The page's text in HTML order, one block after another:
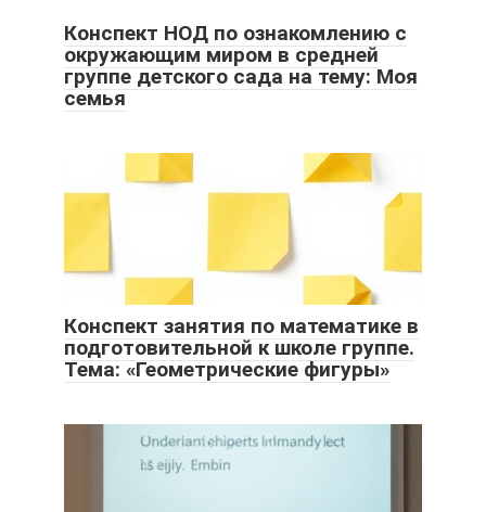
Конспект НОД по ознакомлению с
окружающим миром в средней
группе детского сада на тему: Моя
семья
Конспект занятия по математике в
подготовительной к школе группе.
Тема: «Геометрические фигуры»